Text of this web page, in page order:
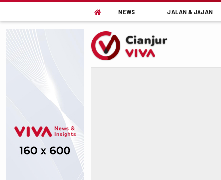
 NEWS JALAN & JAJAN